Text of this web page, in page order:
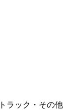
ラック・その他